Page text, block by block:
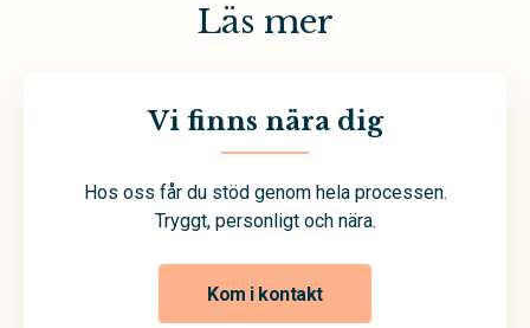
Läs mer
Vi finns nära dig
Hos oss får du stöd genom hela processen.
Tryggt, personligt och nära.
Kom i kontakt